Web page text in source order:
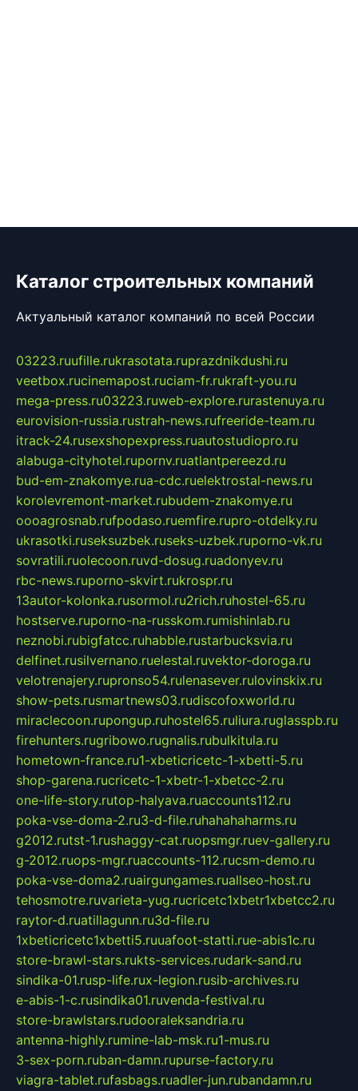
Каталог строительных компаний
Актуальный каталог компаний по всей России
03223.ruufille.rukrasotata.ruprazdnikdushi.ru
veetbox.rucinemapost.ruciam-fr.rukraft-you.ru
mega-press.ru03223.ruweb-explore.rurastenuya.ru
eurovision-russia.rustrah-news.rufreeride-team.ru
itrack-24.rusexshopexpress.ruautostudiopro.ru
alabuga-cityhotel.rupornv.ruatlantpereezd.ru
bud-em-znakomye.rua-cdc.ruelektrostal-news.ru
korolevremont-market.rubudem-znakomye.ru
oooagrosnab.rufpodaso.ruemfire.rupro-otdelky.ru
ukrasotki.ruseksuzbek.ruseks-uzbek.ruporno-vk.ru
sovratili.ruolecoon.ruvd-dosug.ruadonyev.ru
rbc-news.ruporno-skvirt.rukrospr.ru
13autor-kolonka.rusormol.ru2rich.ruhostel-65.ru
hostserve.ruporno-na-russkom.rumishinlab.ru
neznobi.rubigfatcc.ruhabble.rustarbucksvia.ru
delfinet.rusilvernano.ruelestal.ruvektor-doroga.ru
velotrenajery.rupronso54.rulenasever.rulovinskix.ru
show-pets.rusmartnews03.rudiscofoxworld.ru
miraclecoon.rupongup.ruhostel65.ruliura.ruglasspb.ru
firehunters.rugribowo.rugnalis.rubulkitula.ru
hometown-france.ru1-xbeticricetc-1-xbetti-5.ru
shop-garena.rucricetc-1-xbetr-1-xbetcc-2.ru
one-life-story.rutop-halyava.ruaccounts112.ru
poka-vse-doma-2.ru3-d-file.ruhahahaharms.ru
g2012.rutst-1.rushaggy-cat.ruopsmgr.ruev-gallery.ru
g-2012.ruops-mgr.ruaccounts-112.rucsm-demo.ru
poka-vse-doma2.ruairgungames.ruallseo-host.ru
tehosmotre.ruvarieta-yug.rucricetc1xbetr1xbetcc2.ru
raytor-d.ruatillagunn.ru3d-file.ru
1xbeticricetc1xbetti5.ruuafoot-statti.rue-abis1c.ru
store-brawl-stars.rukts-services.rudark-sand.ru
sindika-01.rusp-life.rux-legion.rusib-archives.ru
e-abis-1-c.rusindika01.ruvenda-festival.ru
store-brawlstars.rudooraleksandria.ru
antenna-highly.rumine-lab-msk.ru1-mus.ru
3-sex-porn.ruban-damn.rupurse-factory.ru
viagra-tablet.rufasbags.ruadler-jun.rubandamn.ru